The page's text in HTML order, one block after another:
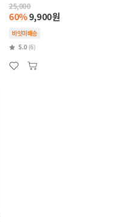
25,000
60%9,900원
바잇미배송
5.0 (6)